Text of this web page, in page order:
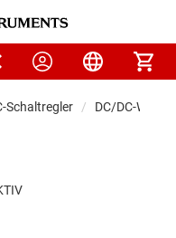
Schaltregler DC/DC-